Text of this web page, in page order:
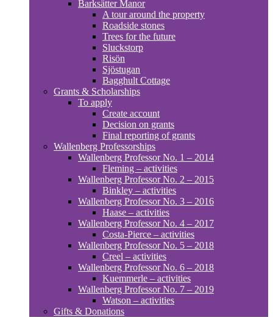
Barksätter Manor
A tour around the property
Roadside stones
Trees for the future
Sluckstorp
Risön
Sjöstugan
Bagghult Cottage
Grants & Scholarships
To apply
Create account
Decision on grants
Final reporting of grants
Wallenberg Professorships
Wallenberg Professor No. 1 – 2014
Fleming – activities
Wallenberg Professor No. 2 – 2015
Binkley – activities
Wallenberg Professor No. 3 – 2016
Haase – activities
Wallenberg Professor No. 4 – 2017
Costa-Pierce – activities
Wallenberg Professor No. 5 – 2018
Creel – activities
Wallenberg Professor No. 6 – 2018
Kuemmerle – activities
Wallenberg Professor No. 7 – 2019
Watson – activities
Gifts & Donations